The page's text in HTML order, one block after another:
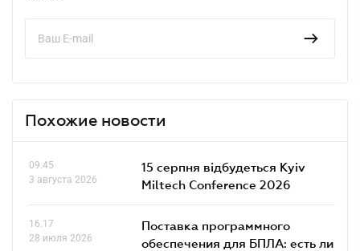
Похожие новости
09.45
3 августа 2026
15 серпня відбудеться Kyiv
Miltech Conference 2026
16.17
28 июля 2026
Поставка программного
обеспечения для БПЛА: есть ли